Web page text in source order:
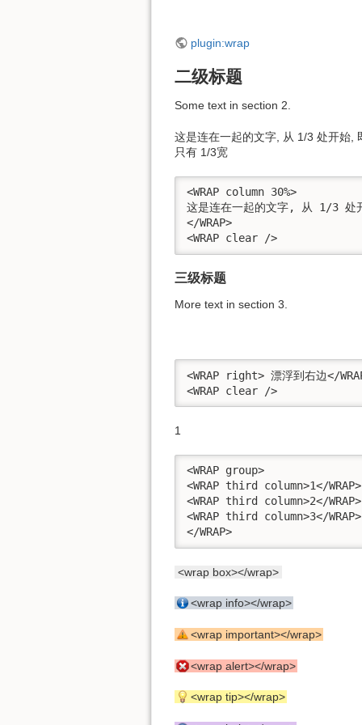
plugin:wrap
二级标题
Some text in section 2.
这是连在一起的文字, 从 1/3 处开始,
只有 1/3宽
<WRAP column 30%>
这是连在一起的文字, 从 1/3 处
</WRAP>
<WRAP clear />
三级标题
More text in section 3.
<WRAP right> 漂浮到右边</
<WRAP clear />
1
<WRAP group>
<WRAP third column>1</WRAP>
<WRAP third column>2</WRAP>
<WRAP third column>3</WRAP>
</WRAP>
<wrap box></wrap>
<wrap info></wrap>
<wrap important></wrap>
<wrap alert></wrap>
<wrap tip></wrap>